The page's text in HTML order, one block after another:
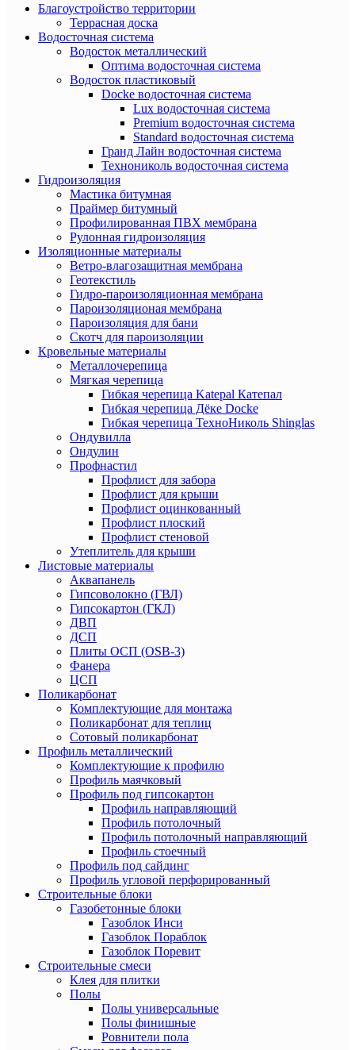
Благоустройство территории
Террасная доска
Водосточная система
Водосток металлический
Оптима водосточная система
Водосток пластиковый
Docke водосточная система
Lux водосточная система
Premium водосточная система
Standard водосточная система
Гранд Лайн водосточная система
Технониколь водосточная система
Гидроизоляция
Мастика битумная
Праймер битумный
Профилированная ПВХ мембрана
Рулонная гидроизоляция
Изоляционные материалы
Ветро-влагозащитная мембрана
Геотекстиль
Гидро-пароизоляционная мембрана
Пароизоляционая мембрана
Пароизоляция для бани
Скотч для пароизоляции
Кровельные материалы
Металлочерепица
Мягкая черепица
Гибкая черепица Katepal Катепал
Гибкая черепица Дёке Docke
Гибкая черепица ТехноНиколь Shinglas
Ондувилла
Ондулин
Профнастил
Профлист для забора
Профлист для крыши
Профлист оцинкованный
Профлист плоский
Профлист стеновой
Утеплитель для крыши
Листовые материалы
Аквапанель
Гипсоволокно (ГВЛ)
Гипсокартон (ГКЛ)
ДВП
ДСП
Плиты ОСП (OSB-3)
Фанера
ЦСП
Поликарбонат
Комплектующие для монтажа
Поликарбонат для теплиц
Сотовый поликарбонат
Профиль металлический
Комплектующие к профилю
Профиль маячковый
Профиль под гипсокартон
Профиль направляющий
Профиль потолочный
Профиль потолочный направляющий
Профиль стоечный
Профиль под сайдинг
Профиль угловой перфорированный
Строительные блоки
Газобетонные блоки
Газоблок Инси
Газоблок Пораблок
Газоблок Поревит
Строительные смеси
Клея для плитки
Полы
Полы универсальные
Полы финишные
Ровнители пола